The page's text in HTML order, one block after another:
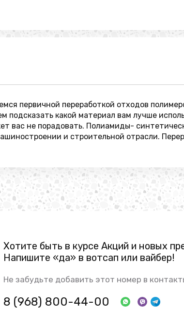
первичной переработкой отходов
подсказать какой материал вам лучше
вас не порадовать. Полиамиды-
и строительной отрасли.
Хотите быть в курсе Акций и новых
Напишите «да» в вотсап или вайбер!
Не забудьте добавить этот номер в
8 (968) 800-44-00